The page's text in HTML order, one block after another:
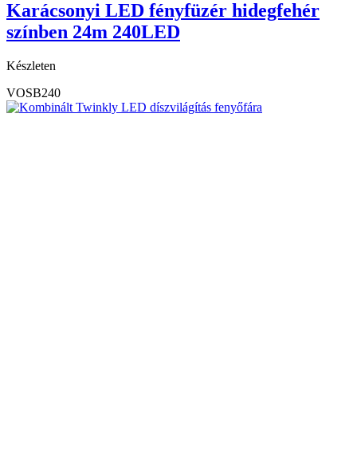
Karácsonyi LED fényfüzér hidegfehér
színben 24m 240LED
Készleten
VOSB240